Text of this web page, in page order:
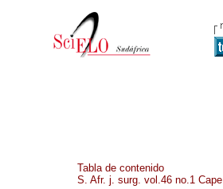
Tabla de contenido
S. Afr. j. surg. vol.46 no.1